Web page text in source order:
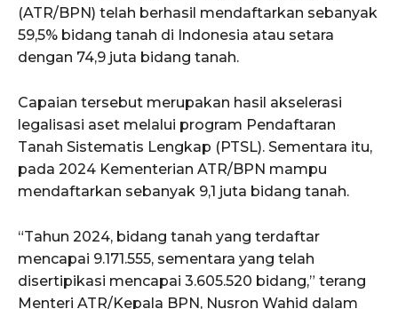
(ATR/BPN) telah berhasil mendaftarkan sebanyak
59,5% bidang tanah di Indonesia atau setara
dengan 74,9 juta bidang tanah.
Capaian tersebut merupakan hasil akselerasi
legalisasi aset melalui program Pendaftaran
Tanah Sistematis Lengkap (PTSL). Sementara itu,
pada 2024 Kementerian ATR/BPN mampu
mendaftarkan sebanyak 9,1 juta bidang tanah.
“Tahun 2024, bidang tanah yang terdaftar
mencapai 9.171.555, sementara yang telah
disertipikasi mencapai 3.605.520 bidang,” terang
Menteri ATR/Kepala BPN, Nusron Wahid dalam